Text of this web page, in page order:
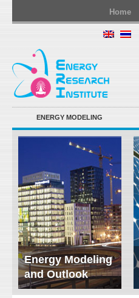
Home
ENERGY MODELING
Energy Modeling
and Outlook
ERI conducts rigorous